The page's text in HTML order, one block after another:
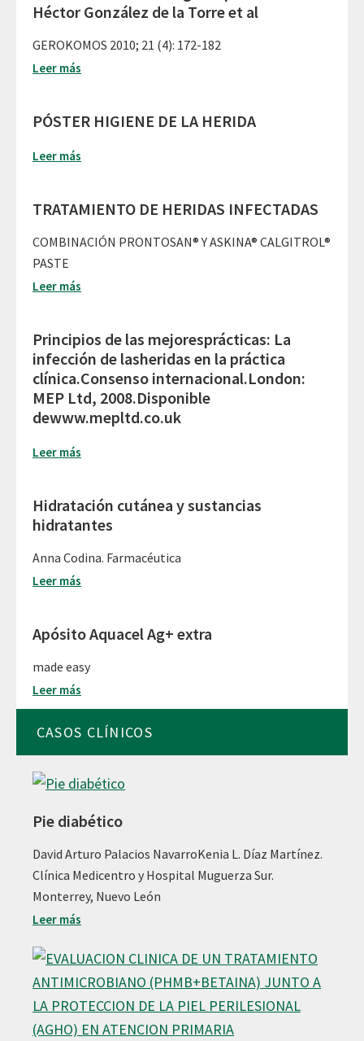
Héctor González de la Torre et al
GEROKOMOS 2010; 21 (4): 172-182
Leer más
PÓSTER HIGIENE DE LA HERIDA
Leer más
TRATAMIENTO DE HERIDAS INFECTADAS
COMBINACIÓN PRONTOSAN® Y ASKINA® CALGITROL®
PASTE
Leer más
Principios de las mejoresprácticas: La
infección de lasheridas en la práctica
clínica.Consenso internacional.London:
MEP Ltd, 2008.Disponible
dewww.mepltd.co.uk
Leer más
Hidratación cutánea y sustancias
hidratantes
Anna Codina. Farmacéutica
Leer más
Apósito Aquacel Ag+ extra
made easy
Leer más
CASOS CLÍNICOS
Pie diabético
David Arturo Palacios NavarroKenia L. Díaz Martínez.
Clínica Medicentro y Hospital Muguerza Sur.
Monterrey, Nuevo León
Leer más